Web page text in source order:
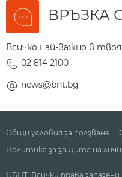
ВРЪЗКА
Всичко най-важно в
02 814 2100
news@bnt.bg
Общи условия за ползване
Политика за защита на
©БНТ. Всички права запазени